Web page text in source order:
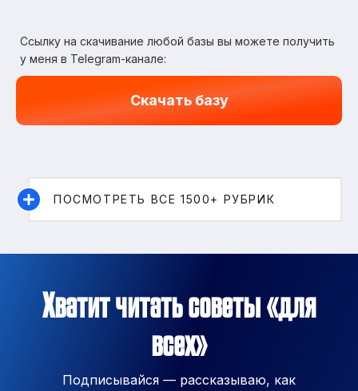
Ссылку на скачивание любой базы вы можете получить
у меня в Telegram-канале:
Скачать базу
ПОСМОТРЕТЬ ВСЕ 1500+ РУБРИК
Хватит читать советы «для
всех»
Подписывайся — рассказываю, как